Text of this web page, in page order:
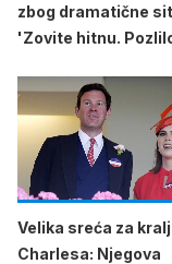
zbog dramatične
'Zovite hitnu.
Velika sreća za
Charlesa: Njegova